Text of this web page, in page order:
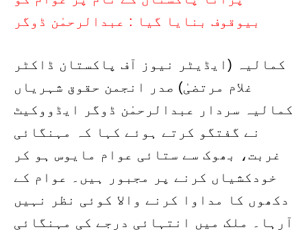
بیوقوف بنایا گیا : عبدالرحمٰن ڈوگر
کمالیہ (ایڈیٹر نیوز آف پاکستان ڈاکٹر
غلام مرتضیٰ) صدر انجمن حقوق شہریاں
کمالیہ سردار عبدالرحمٰن ڈوگر ایڈووکیٹ
نے گفتگو کرتے ہوئے کہا کہ مہنگائی
غربت، بھوک سے ستائی عوام مایوس ہو کر
خودکشیاں کرنے پر مجبور ہیں۔ عوام کے
دکھوں کا مداوا کرنے والا کوئی نظر نہیں
آرہا۔ ملک میں انتہائی درجے کی مہنگائی